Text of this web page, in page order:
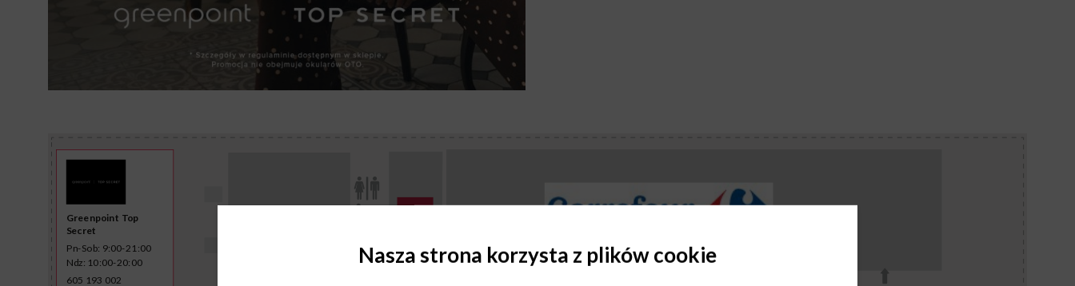
Greenpoint Top
Secret
Pn-Sob: 9:00-21:00
Ndz: 10:00-20:00
605 193 002
Nasza strona korzysta z plików cookie